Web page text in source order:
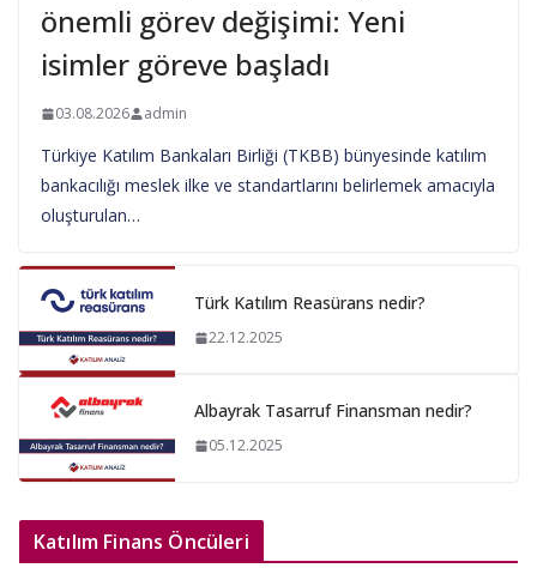
önemli görev değişimi: Yeni
isimler göreve başladı
03.08.2026 admin
Türkiye Katılım Bankaları Birliği (TKBB) bünyesinde katılım
bankacılığı meslek ilke ve standartlarını belirlemek amacıyla
oluşturulan…
Türk Katılım Reasürans nedir?
22.12.2025
Albayrak Tasarruf Finansman nedir?
05.12.2025
Katılım Finans Öncüleri